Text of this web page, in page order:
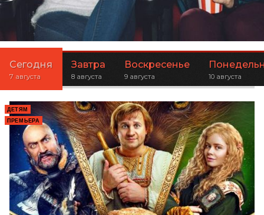
Сегодня
7 августа
Завтра
8 августа
Воскресенье
9 августа 10 августа
ДЕТЯМ
ПРЕМЬЕРА